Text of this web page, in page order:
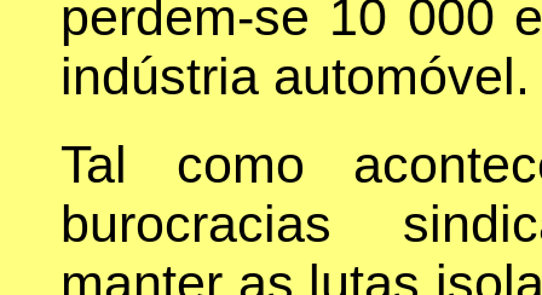
perdem-se 10 000
indústria automóvel.
Tal como
burocracias
manter as lutas